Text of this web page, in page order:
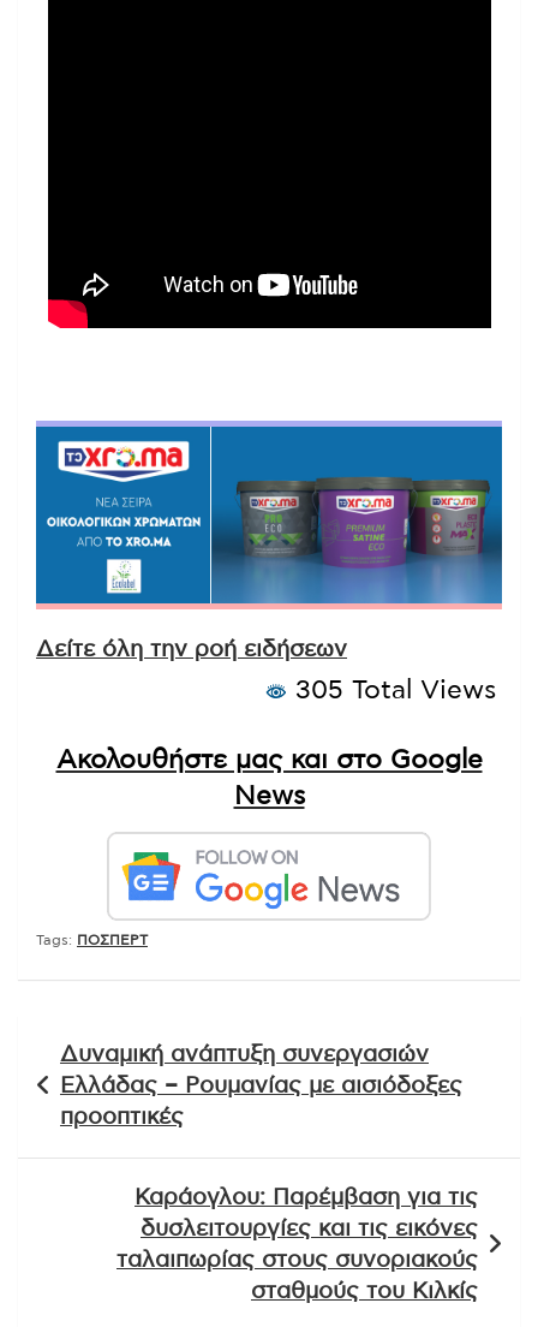
Δείτε όλη την ροή ειδήσεων
305 Total Views
Ακολουθήστε μας και στο Google
News
Tags: ΠΟΣΠΕΡΤ
άρθρων
Δυναμική ανάπτυξη συνεργασιών
Ελλάδας – Ρουμανίας με αισιόδοξες
προοπτικές
Καράογλου: Παρέμβαση για τις
δυσλειτουργίες και τις εικόνες
ταλαιπωρίας στους συνοριακούς
σταθμούς του Κιλκίς